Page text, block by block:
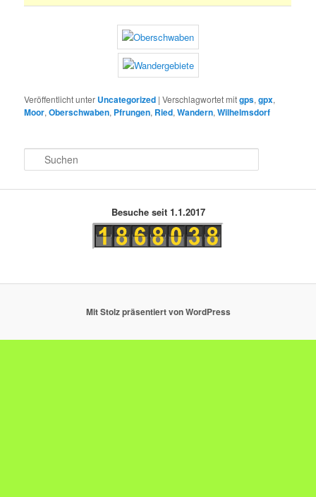
Veröffentlicht unter Uncategorized |Verschlagwortet mitgps,gpx,
Moor,Oberschwaben, Pfrungen, Ried,Wandern,Wilhelmsdorf
u
Besuche seit 1.1.2017
Mit Stolz präsentiert von WordPress